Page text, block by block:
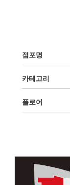
점포명
카테고리
플로어